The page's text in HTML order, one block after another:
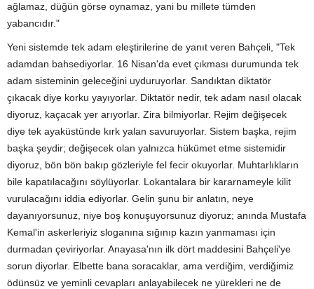
ağlamaz, düğün görse oynamaz, yani bu millete tümden
yabancıdır."
Yeni sistemde tek adam eleştirilerine de yanıt veren Bahçeli, "Tek
adamdan bahsediyorlar. 16 Nisan'da evet çıkması durumunda tek
adam sisteminin geleceğini uyduruyorlar. Sandıktan diktatör
çıkacak diye korku yayıyorlar. Diktatör nedir, tek adam nasıl olacak
diyoruz, kaçacak yer arıyorlar. Zira bilmiyorlar. Rejim değişecek
diye tek ayaküstünde kırk yalan savuruyorlar. Sistem başka, rejim
başka şeydir; değişecek olan yalnızca hükümet etme sistemidir
diyoruz, bön bön bakıp gözleriyle fel fecir okuyorlar. Muhtarlıkların
bile kapatılacağını söylüyorlar. Lokantalara bir kararnameyle kilit
vurulacağını iddia ediyorlar. Gelin şunu bir anlatın, neye
dayanıyorsunuz, niye boş konuşuyorsunuz diyoruz; anında Mustafa
Kemal'in askerleriyiz sloganına sığınıp kazın yanmaması için
durmadan çeviriyorlar. Anayasa'nın ilk dört maddesini Bahçeli'ye
sorun diyorlar. Elbette bana soracaklar, ama verdiğim, verdiğimiz
ödünsüz ve yeminli cevapları anlayabilecek ne yürekleri ne de